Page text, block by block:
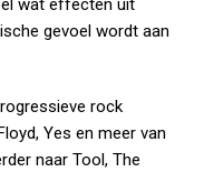
wat effecten uit
gevoel wordt aan
rock
Yes en meer van
naar Tool, The